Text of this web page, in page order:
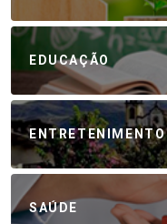
EDUCAÇÃO
ENTRETENIMENTO
SAÚDE